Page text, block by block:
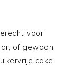
voor
of gewoon
cake,